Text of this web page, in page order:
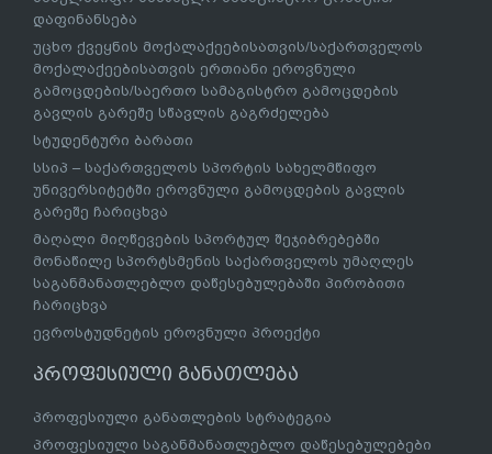
დაფინანსება
უცხო ქვეყნის მოქალაქეებისათვის/საქართველოს
მოქალაქეებისათვის ერთიანი ეროვნული
გამოცდების/საერთო სამაგისტრო გამოცდების
გავლის გარეშე სწავლის გაგრძელება
სტუდენტური ბარათი
სსიპ – საქართველოს სპორტის სახელმწიფო
უნივერსიტეტში ეროვნული გამოცდების გავლის
გარეშე ჩარიცხვა
მაღალი მიღწევების სპორტულ შეჯიბრებებში
მონაწილე სპორტსმენის საქართველოს უმაღლეს
საგანმანათლებლო დაწესებულებაში პირობითი
ჩარიცხვა
ევროსტუდნეტის ეროვნული პროექტი
პროფესიული განათლება
პროფესიული განათლების სტრატეგია
პროფესიული საგანმანათლებლო დაწესებულებები